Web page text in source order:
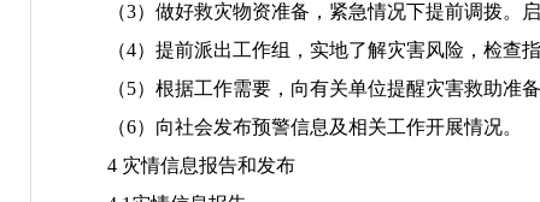
（3）做好救灾物资准备，紧急情况下提前调拨。
（4）提前派出工作组，实地了解灾害风险，检查
（5）根据工作需要，向有关单位提醒灾害救助准
（6）向社会发布预警信息及相关工作开展情况。
4 灾情信息报告和发布